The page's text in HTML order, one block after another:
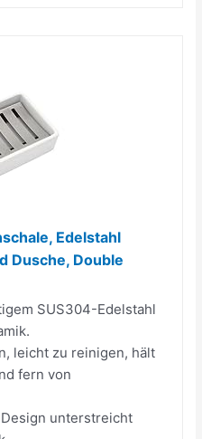
Edelstahl
Dusche, Double
SUS304-Edelstahl
leicht zu reinigen, hält
fern von
unterstreicht